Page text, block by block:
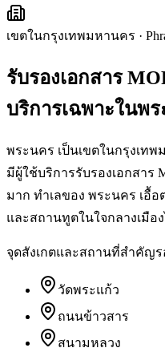
เขตในกรุงเทพมหานคร ·
รับรองเอกสาร
บริการเฉพาะในพร
พระนคร เป็นเขตในกรุงเท
มีผู้ใช้บริการรับรองเอกสาร
มาก ทำเลของ พระนคร เอื้
และสถานทูตในใจกลางเมือ
จุดสังเกตและสถานที่สำคัญร
วัดพระแก้ว
ถนนข้าวสาร
สนามหลวง